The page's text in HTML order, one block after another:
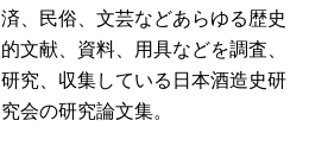
済、民俗、文芸などあらゆる歴史
的文献、資料、用具などを調査、
研究、収集している日本酒造史研
究会の研究論文集。